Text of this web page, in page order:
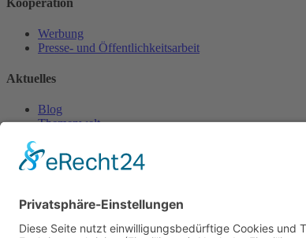
Werbung
Presse- und Öffentlichkeitsarbeit
Aktuelles
Blog
Themenwelt
Zertifikat
© 2023 Franchisevergleich.eu